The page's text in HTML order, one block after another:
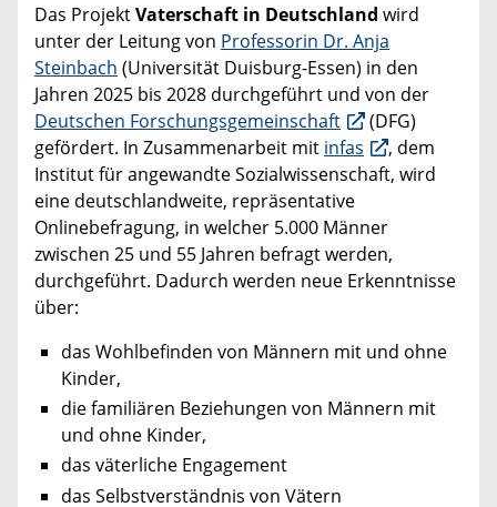
Das ProjektVaterschaft in Deutschland wird
unter der Leitung von Professorin Dr. Anja
Steinbach (Universität Duisburg-Essen) in den
Jahren 2025 bis 2028 durchgeführt und von der
Deutschen Forschungsgemeinschaft
(DFG)
gefördert. In Zusammenarbeit mit infas
, dem
Institut für angewandte Sozialwissenschaft, wird
eine deutschlandweite, repräsentative
Onlinebefragung, in welcher 5.000 Männer
zwischen 25 und 55 Jahren befragt werden,
durchgeführt. Dadurch werden neue Erkenntnisse
über:
das Wohlbefinden von Männern mit und ohne
Kinder,
die familiären Beziehungen von Männern mit
und ohne Kinder,
das väterliche Engagement
das Selbstverständnis von Vätern